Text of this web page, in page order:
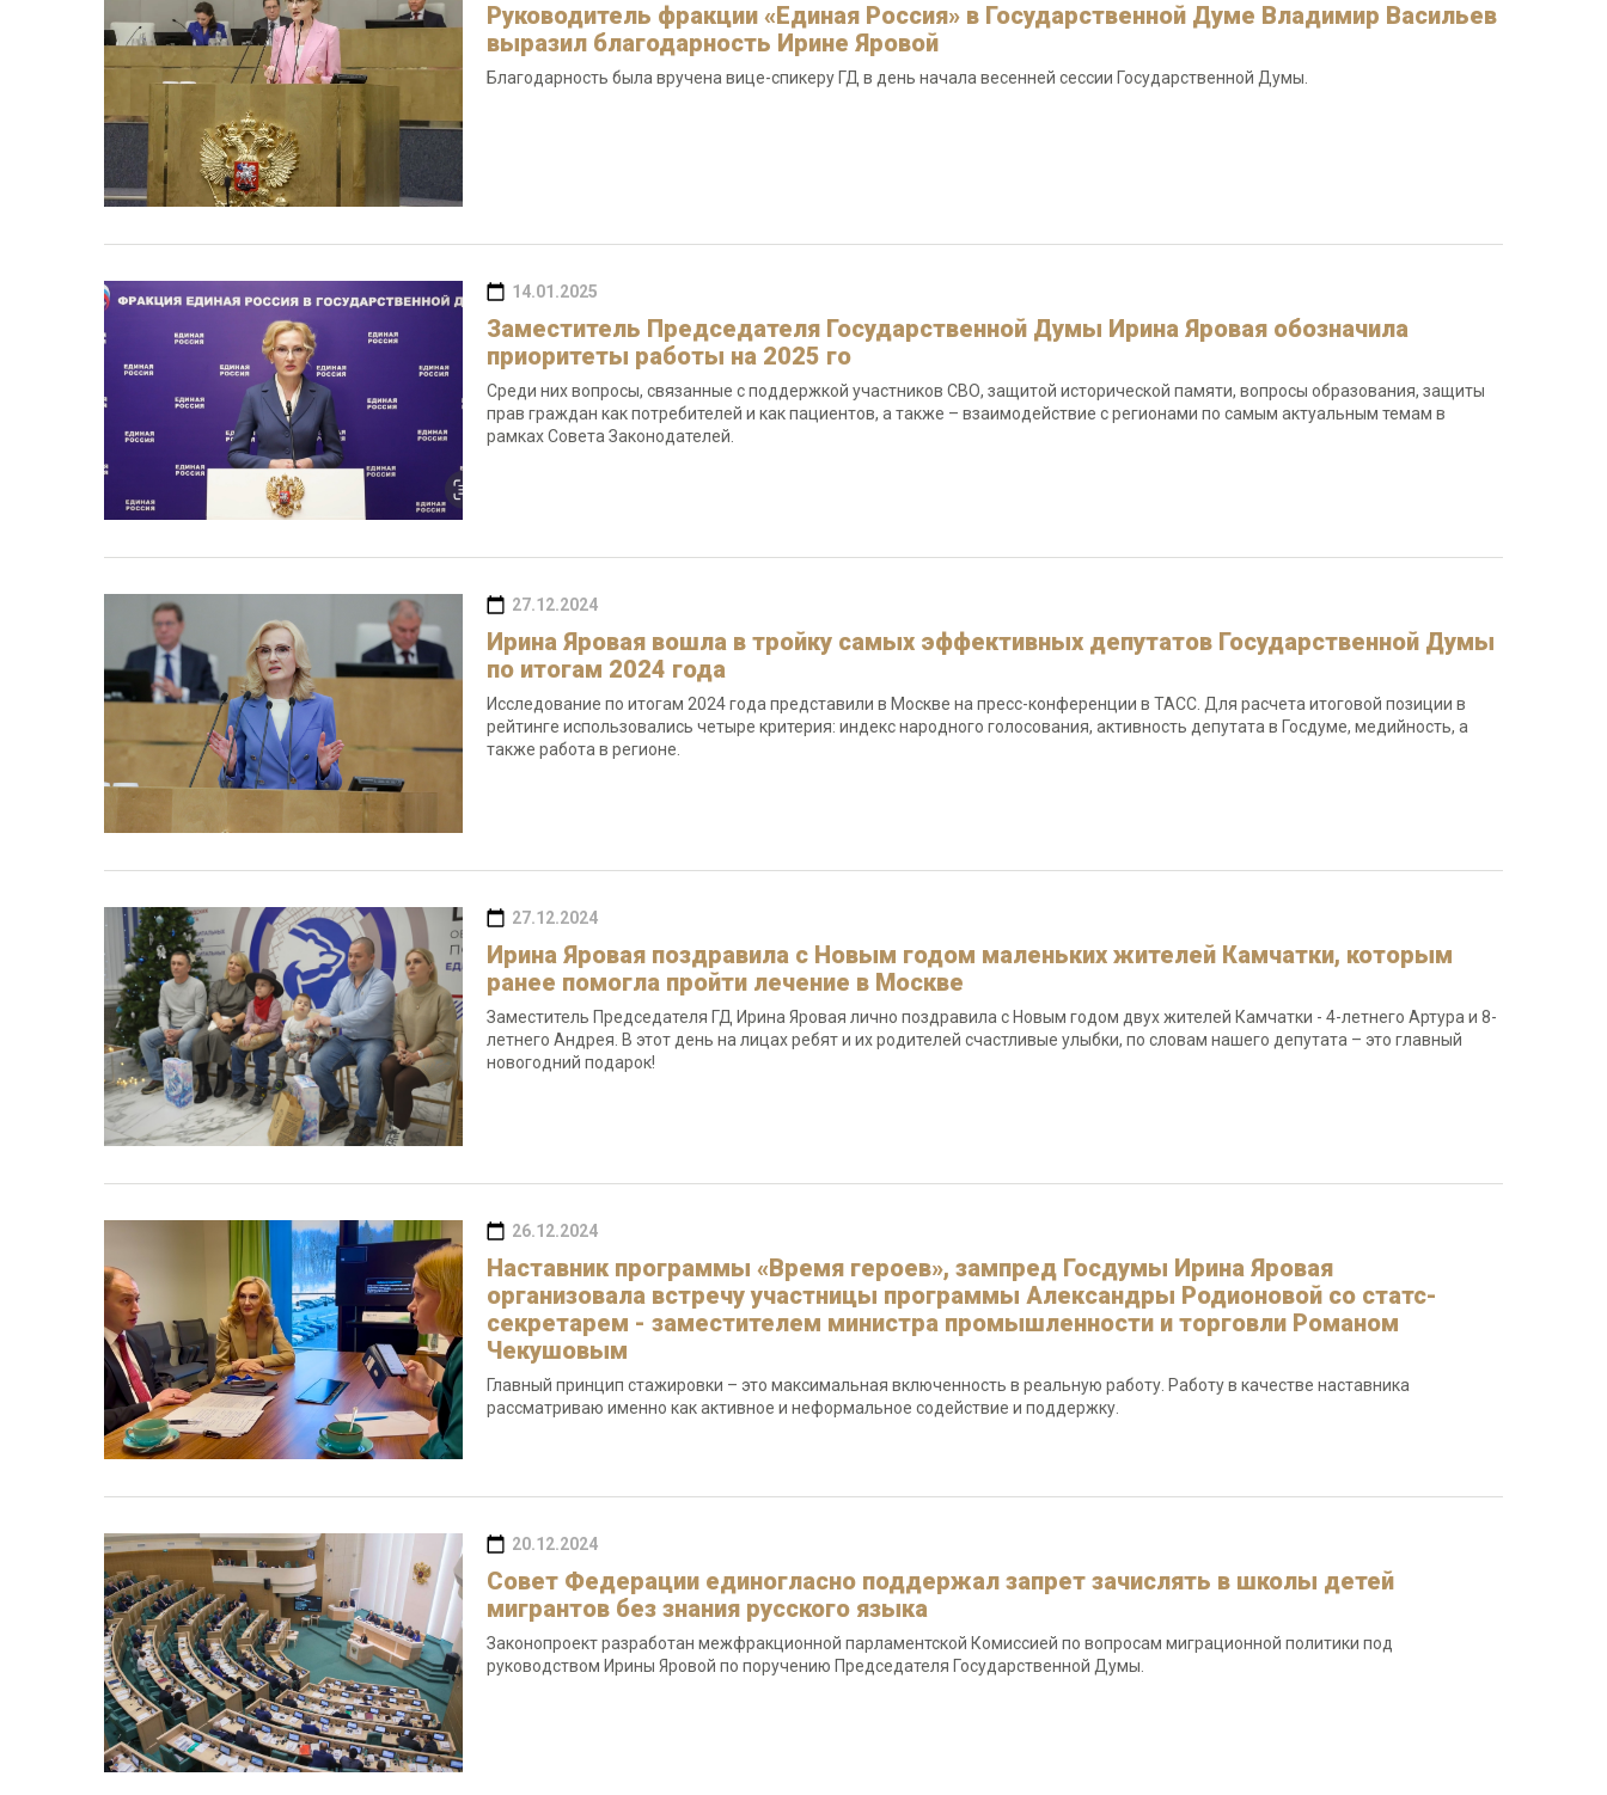
Руководитель фракции «Единая Россия» в Государственной Думе Владимир Васильев
выразил благодарность Ирине Яровой
Благодарность была вручена вице-спикеру ГД в день начала весенней сессии Государственной Думы.
14.01.2025
Заместитель Председателя Государственной Думы Ирина Яровая обозначила
приоритеты работы на 2025 го
Среди них вопросы, связанные с поддержкой участников СВО, защитой исторической памяти, вопросы образования, защиты
прав граждан как потребителей и как пациентов, а также – взаимодействие с регионами по самым актуальным темам в
рамках Совета Законодателей.
27.12.2024
Ирина Яровая вошла в тройку самых эффективных депутатов Государственной Думы
по итогам 2024 года
Исследование по итогам 2024 года представили в Москве на пресс-конференции в ТАСС. Для расчета итоговой позиции в
рейтинге использовались четыре критерия: индекс народного голосования, активность депутата в Госдуме, медийность, а
также работа в регионе.
27.12.2024
Ирина Яровая поздравила с Новым годом маленьких жителей Камчатки, которым
ранее помогла пройти лечение в Москве
Заместитель Председателя ГД Ирина Яровая лично поздравила с Новым годом двух жителей Камчатки - 4-летнего Артура и 8-
летнего Андрея. В этот день на лицах ребят и их родителей счастливые улыбки, по словам нашего депутата – это главный
новогодний подарок!
26.12.2024
Наставник программы «Время героев», зампред Госдумы Ирина Яровая
организовала встречу участницы программы Александры Родионовой со статс-
секретарем - заместителем министра промышленности и торговли Романом
Чекушовым
Главный принцип стажировки – это максимальная включенность в реальную работу. Работу в качестве наставника
рассматриваю именно как активное и неформальное содействие и поддержку.
20.12.2024
Совет Федерации единогласно поддержал запрет зачислять в школы детей
мигрантов без знания русского языка
Законопроект разработан межфракционной парламентской Комиссией по вопросам миграционной политики под
руководством Ирины Яровой по поручению Председателя Государственной Думы.